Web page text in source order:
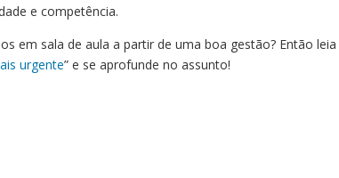
e competência.
em sala de aula a partir de uma boa gestão? Então leia
urgente” e se aprofunde no assunto!